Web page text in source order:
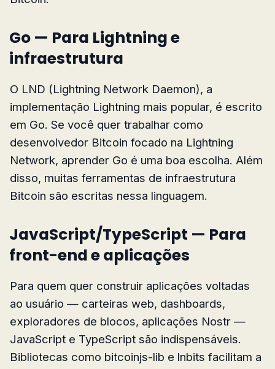
Go — Para Lightning e
infraestrutura
O LND (Lightning Network Daemon), a
implementação Lightning mais popular, é escrito
em Go. Se você quer trabalhar como
desenvolvedor Bitcoin focado na Lightning
Network, aprender Go é uma boa escolha. Além
disso, muitas ferramentas de infraestrutura
Bitcoin são escritas nessa linguagem.
JavaScript/TypeScript — Para
front-end e aplicações
Para quem quer construir aplicações voltadas
ao usuário — carteiras web, dashboards,
exploradores de blocos, aplicações Nostr —
JavaScript e TypeScript são indispensáveis.
Bibliotecas como bitcoinjs-lib e lnbits facilitam a